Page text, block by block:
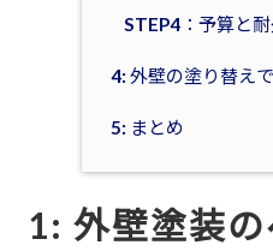
STEP4：予算と
4: 外壁の塗り替え
5: まとめ
1: 外壁塗装